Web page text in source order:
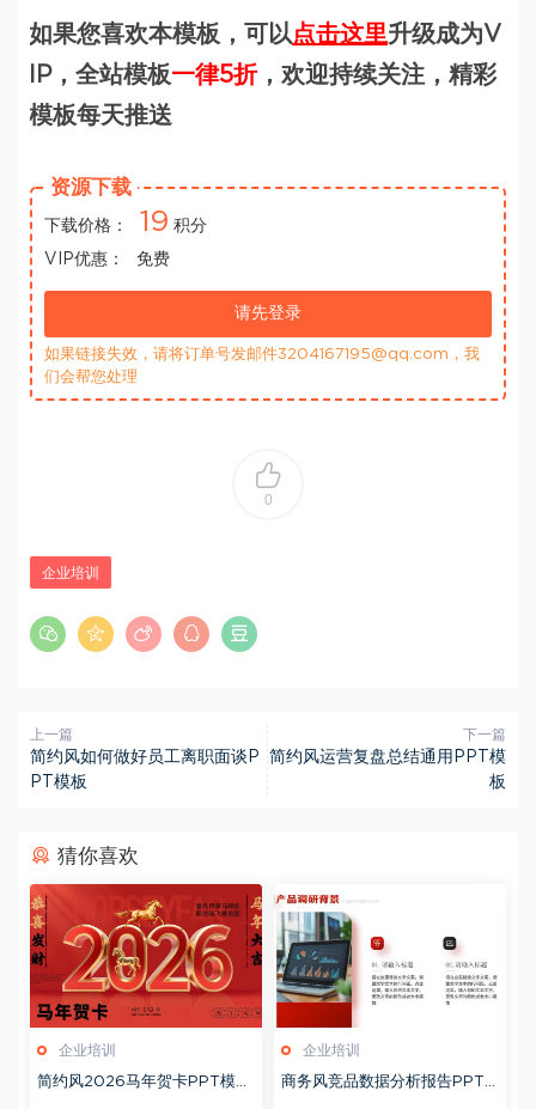
如果您喜欢本模板，可以点击这里升级成为V
IP，全站模板一律5折，欢迎持续关注，精彩
模板每天推送
资源下载
下载价格： 19 积分
VIP优惠：
免费
请先登录
如果链接失效，请将订单号发邮件3204167195@qq.com，我
们会帮您处理
0
企业培训
上一篇
简约风如何做好员工离职面谈P
PT模板
下一篇
简约风运营复盘总结通用PPT模
板
猜你喜欢
企业培训
简约风2026马年贺卡PPT模板
企业培训
商务风竞品数据分析报告PPT